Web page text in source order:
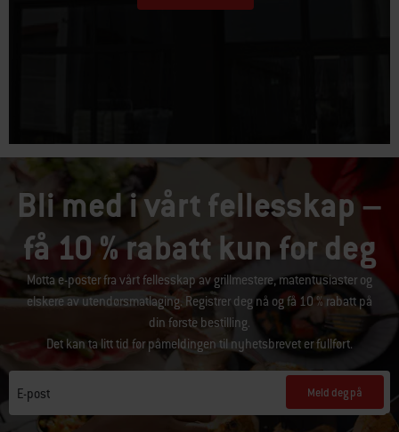
Bli med i vårt fellesskap –
få 10 % rabatt kun for deg
Motta e-poster fra vårt fellesskap av grillmestere, matentusiaster og
elskere av utendørsmatlaging. Registrer deg nå og få 10 % rabatt på
din første bestilling.
Det kan ta litt tid før påmeldingen til nyhetsbrevet er fullført.
E-post Meld deg på